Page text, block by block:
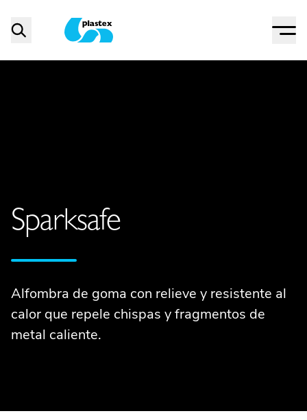
Menu
Sparksafe
Alfombra de goma con relieve y resistente al
calor que repele chispas y fragmentos de
metal caliente.